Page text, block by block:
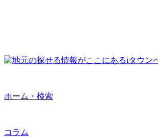
ホーム・検索
コラム